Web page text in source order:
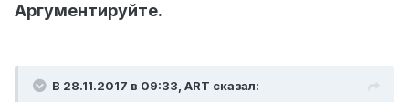
Аргументируйте.
В 28.11.2017 в 09:33, ART сказал: